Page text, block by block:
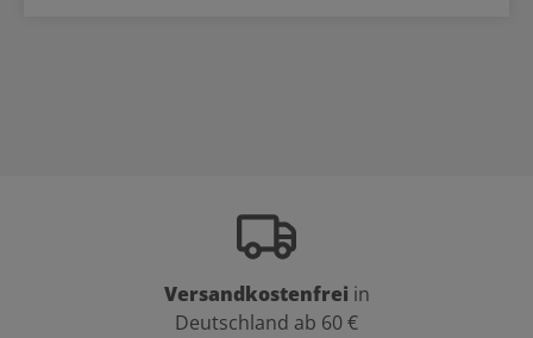
Versandkostenfrei in
Deutschland ab 60 €